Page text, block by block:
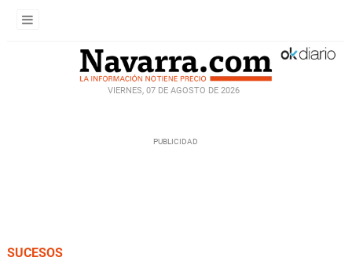
VIERNES, 07 DE AGOSTO DE 2026
SUCESOS